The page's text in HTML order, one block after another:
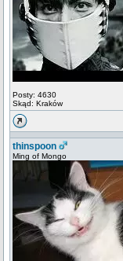
Posty: 4630
Skąd: Kraków
thinspoon
Ming of Mongo